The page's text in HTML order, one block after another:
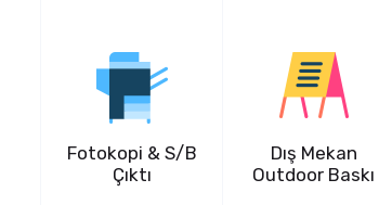
Fotokopi & S/B
Çıktı
Dış Mekan
Outdoor Baskı